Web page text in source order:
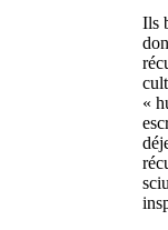
Ils
«